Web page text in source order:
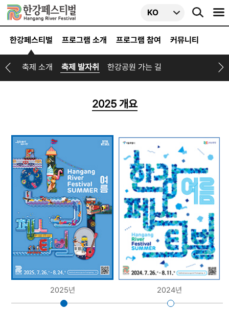
KOEN
TW
한강페스티벌 프로그램 소개 프로그램 참여 커뮤니티
축제 소개 축제 발자취 한강공원 가는 길
2025 개요
2025년 2024년